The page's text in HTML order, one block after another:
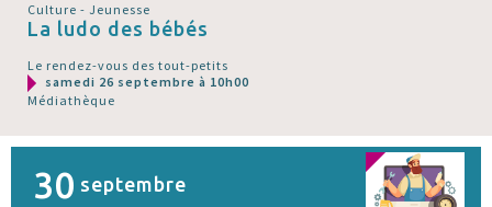
Culture - Jeunesse
La ludo des bébés
Le rendez-vous des tout-petits
samedi 26 septembre à 10h00
Médiathèque
30 septembre